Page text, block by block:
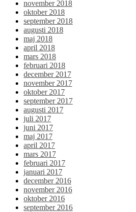
november 2018
oktober 2018
september 2018
augusti 2018
maj 2018
april 2018
mars 2018
februari 2018
december 2017
november 2017
oktober 2017
september 2017
augusti 2017
juli 2017
juni 2017
maj 2017
april 2017
mars 2017
februari 2017
januari 2017
december 2016
november 2016
oktober 2016
september 2016